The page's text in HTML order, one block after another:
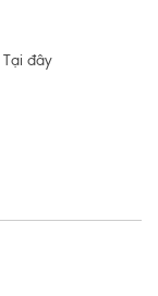
Tại đây